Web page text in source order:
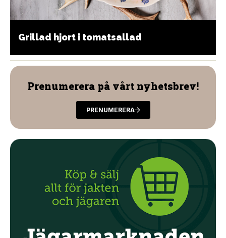
Grillad hjort i tomatsallad
Prenumerera på vårt nyhetsbrev!
PRENUMERERA